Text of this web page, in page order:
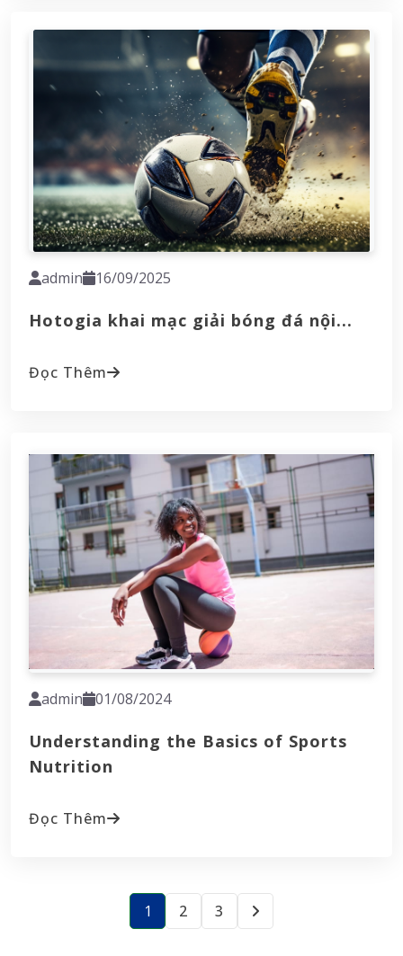
admin 16/09/2025
Hotogia khai mạc giải bóng đá nội...
Đọc Thêm
admin 01/08/2024
Understanding the Basics of Sports
Nutrition
Đọc Thêm
1 2 3